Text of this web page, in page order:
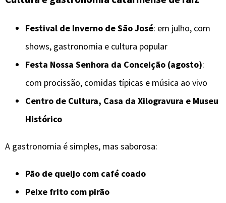
Festival de Inverno de São José: em julho, com
shows, gastronomia e cultura popular
Festa Nossa Senhora da Conceição (agosto):
com procissão, comidas típicas e música ao vivo
Centro de Cultura, Casa da Xilogravura e Museu
Histórico
A gastronomia é simples, mas saborosa:
Pão de queijo com café coado
Peixe frito com pirão